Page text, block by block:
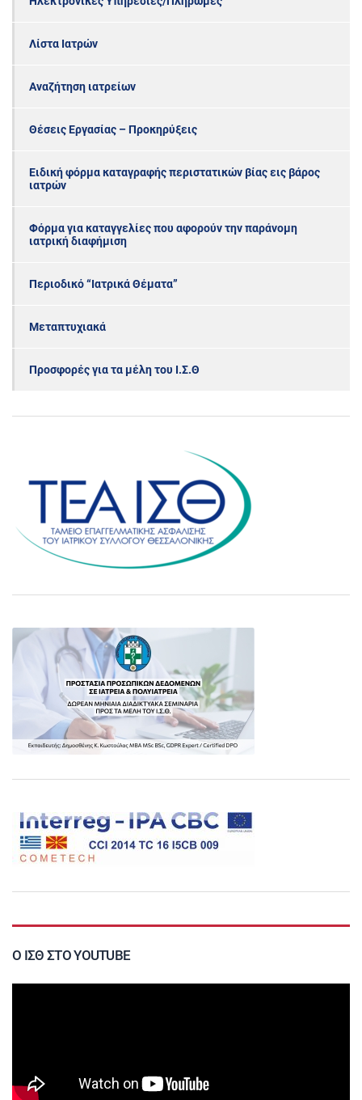
Λίστα Ιατρών
Αναζήτηση ιατρείων
Θέσεις Εργασίας – Προκηρύξεις
Ειδική φόρμα καταγραφής περιστατικών βίας εις βάρος
ιατρών
Φόρμα για καταγγελίες που αφορούν την παράνομη
ιατρική διαφήμιση
Περιοδικό “Ιατρικά Θέματα”
Μεταπτυχιακά
Προσφορές για τα μέλη του Ι.Σ.Θ
Ο ΙΣΘ ΣΤΟ YOUTUBE